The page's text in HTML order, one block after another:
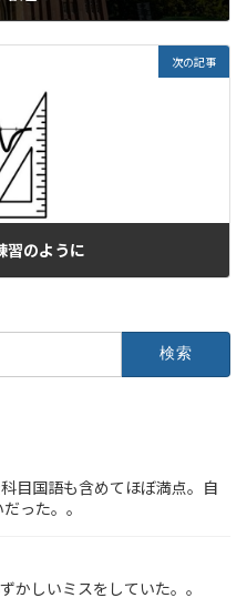
次の記事
習のように
目国語も含めてほぼ満点。自
った。。
かしいミスをしていた。。